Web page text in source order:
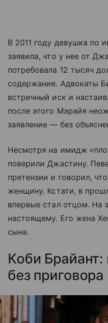
В 2011 году девушка по
заявила, что у нее от
потребовала 12 тысяч
содержание. Адвокаты
встречный иск и
после этого Мэрайя
заявление — без
Несмотря на имидж
поверили Джастину.
претензии и говорил,
женщину. Кстати, в
впервые стал отцом. На
настоящему. Его жена
сына.
Коби
без приговора